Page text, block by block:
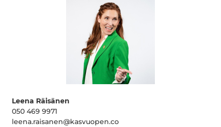
Leena Räisänen
050 469 9971
leena.raisanen@kasvuopen.co